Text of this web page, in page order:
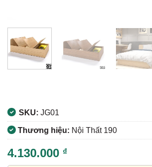
SKU: JG01
Thương hiệu: Nội Thất 190
4.130.000 ₫